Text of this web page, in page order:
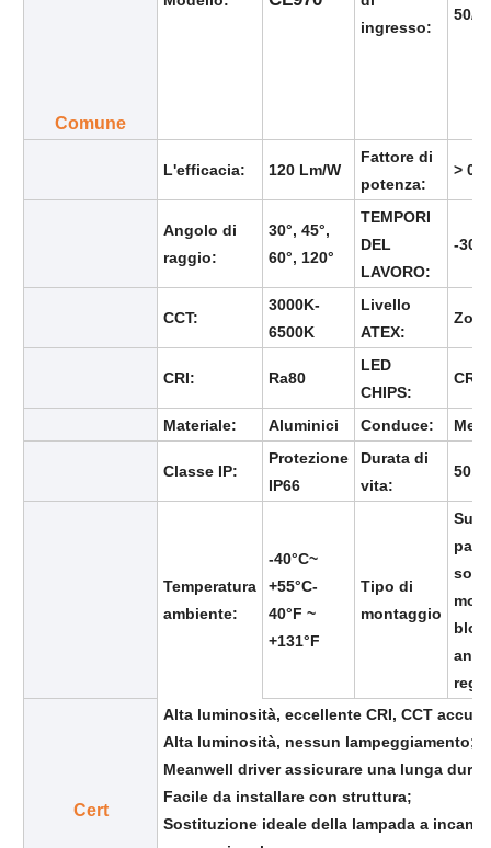
Richiedere un preventivo
Illuminazione protetta contro le esplosioni
Luce protetta contro le esplosioni dell'allarme
ventilatore antideflagrante
Casella a prova di esplosione
Glandole di cavi a prova di esplosione
spina ed incavo protetti contro le esplosioni
Comune
ingresso:
50/
L'efficacia: 120 Lm/W
Fattore di
potenza:
>
Angolo di
raggio:
30°, 45°,
60°, 120°
TEMPORI
DEL
LAVORO:
-30
CCT:
3000K-
6500K
Livello
ATEX:
CRI: Ra80
LED
CHIPS:
Materiale: Aluminici Conduce:
Classe IP:
Protezione
IP66
Durata di
vita:
Temperatura
ambiente:
-40°C~
+55°C-
40°F ~
+131°F
Tipo di
montaggio
Cert
Alta luminosità, eccellente CRI, CCT
Alta luminosità, nessun lampeggiamento;
Meanwell driver assicurare una lunga
Facile da installare con struttura;
Sostituzione ideale della lampada a